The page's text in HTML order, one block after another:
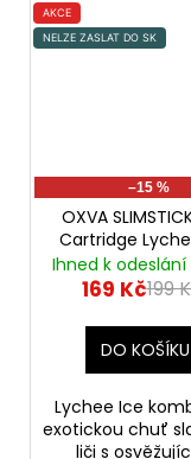
AKCE
NELZE ZASLAT DO SK
–15 %
OXVA
Cartridge
20mg
Přednaplněná
Ihned k odeslání
169 Kč199
DO KOŠÍKU
Lychee Ice
exotickou chuť
liči s